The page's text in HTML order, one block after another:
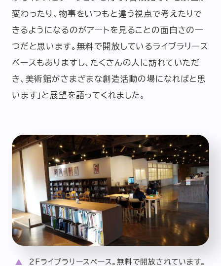
変わったり、物事をいつもと違う視点で考えたりで
きるようになるのがアートを見ることの面白さの一
つだと思います。無料で開放しているライブラリース
ペースもありますし、たくさんの人に訪れていただ
き、美術館がさまざまな創造活動の場になればと思
います」と展望を語ってくれました。
2Fライブラリースペース。無料で開放されています。